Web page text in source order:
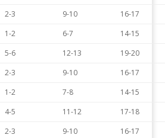
2-3 9-10
16-17
1-2 6-7
14-15
5-6 12-13
19-20
2-3 9-10
16-17
1-2 7-8
14-15
4-5 11-12
17-18
2-3 9-10
16-17